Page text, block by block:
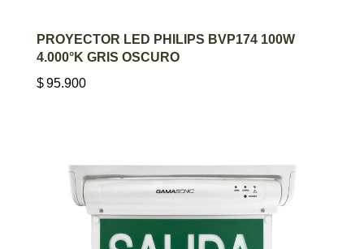
AGREGAR AL CARRITO
PROYECTOR LED PHILIPS BVP174 100W
4.000°K GRIS OSCURO
$95.900